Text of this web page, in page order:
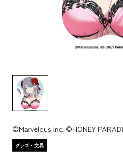
©Marvelous Inc. ©HONEY